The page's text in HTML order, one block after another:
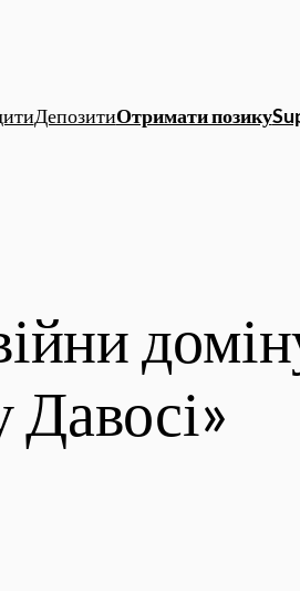
ДепозитиОтримати позику
Давосі»